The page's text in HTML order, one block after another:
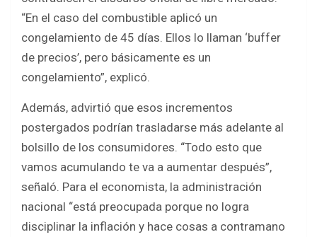
“En el caso del combustible aplicó un
congelamiento de 45 días. Ellos lo llaman ‘buffer
de precios’, pero básicamente es un
congelamiento”, explicó.
Además, advirtió que esos incrementos
postergados podrían trasladarse más adelante al
bolsillo de los consumidores. “Todo esto que
vamos acumulando te va a aumentar después”,
señaló. Para el economista, la administración
nacional “está preocupada porque no logra
disciplinar la inflación y hace cosas a contramano